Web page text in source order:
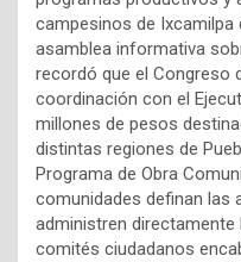
campesinos de Ixcamilpa
asamblea informativa
recordó que el Congreso
coordinación con el
millones de pesos
distintas regiones de
Programa de Obra
comunidades definan las
administren
comités ciudadanos